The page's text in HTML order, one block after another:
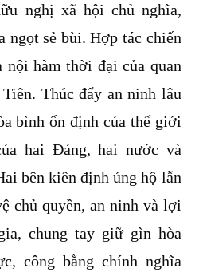
nghị xã hội chủ nghĩa,
ngọt sẻ bùi. Hợp tác chiến
hàm thời đại của quan
Thúc đẩy an ninh lâu
bình ổn định của thế giới
hai Đảng, hai nước và
bên kiên định ủng hộ lẫn
chủ quyền, an ninh và lợi
chung tay giữ gìn hòa
công bằng chính nghĩa